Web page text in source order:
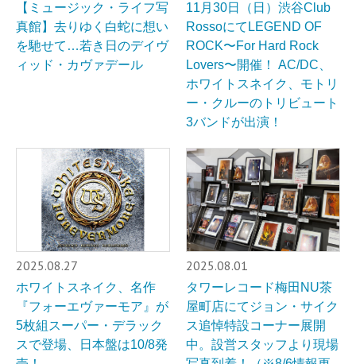
【ミュージック・ライフ写
真館】去りゆく白蛇に想い
を馳せて…若き日のデイヴ
ィッド・カヴァデール
11月30日（日）渋谷Club
RossoにてLEGEND OF
ROCK〜For Hard Rock
Lovers〜開催！ AC/DC、
ホワイトスネイク、モトリ
ー・クルーのトリビュート
3バンドが出演！
2025.08.27
ホワイトスネイク、名作
『フォーエヴァーモア』が
5枚組スーパー・デラック
スで登場、日本盤は10/8発
2025.08.01
タワーレコード梅田NU茶
屋町店にてジョン・サイク
ス追悼特設コーナー展開
中。設営スタッフより現場